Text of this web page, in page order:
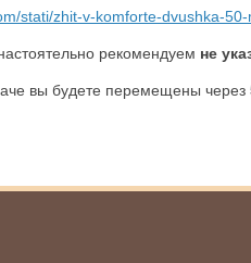
stati/zhit-v-komforte-dvushka-
рекомендуем не
вы будете перемещены через